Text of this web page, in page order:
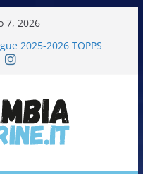
7, 2026
2025-2026 TOPPS
2025-2026 PANINI